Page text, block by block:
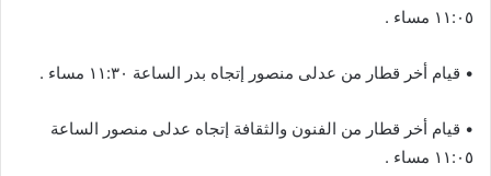
١١:٠٥ مساء .
• قيام أخر قطار من عدلى منصور إتجاه بدر الساعة ١١:٣٠ مساء .
• قيام أخر قطار من الفنون والثقافة إتجاه عدلى منصور الساعة
١١:٠٥ مساء .